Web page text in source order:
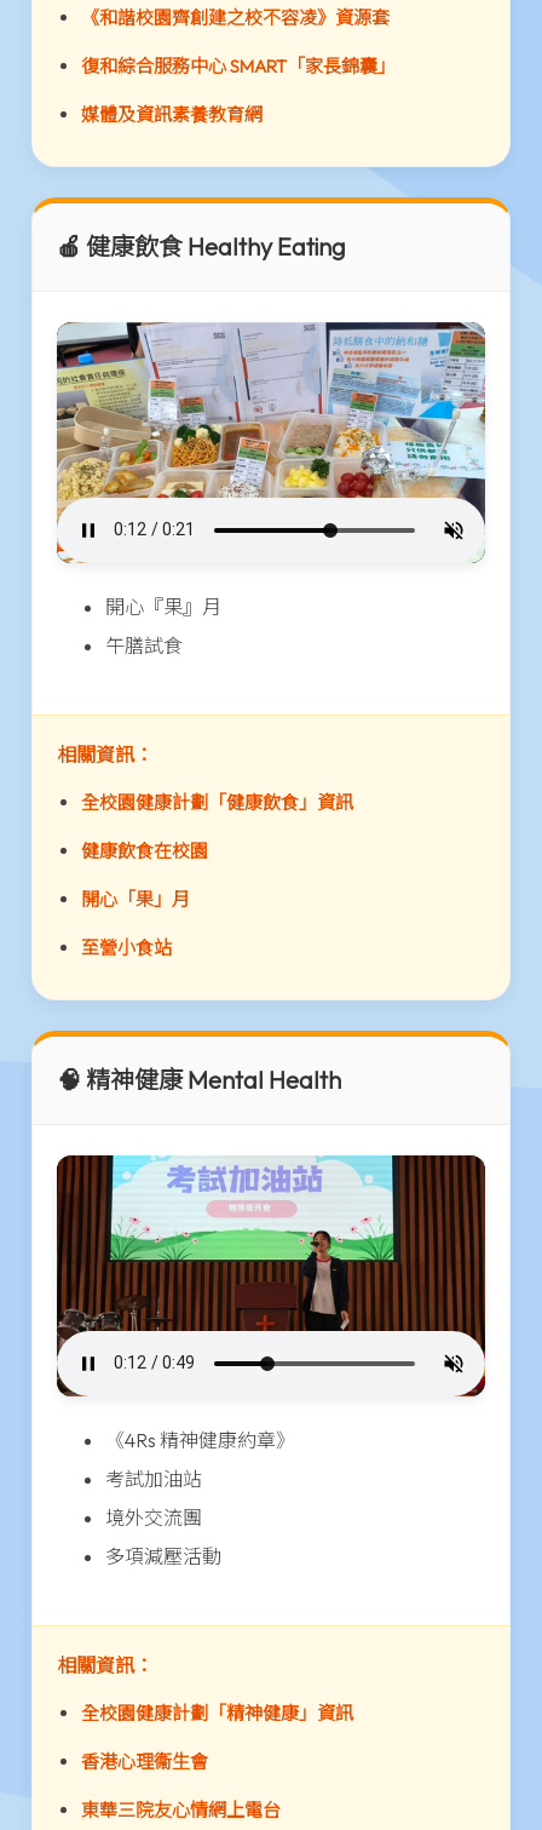
《和諧校園齊創建之校不容凌》資源套
復和綜合服務中心 SMART「家長錦囊」
媒體及資訊素養教育網
🍎 健康飲食 Healthy Eating
開心『果』月
午膳試食
相關資訊：
全校園健康計劃「健康飲食」資訊
健康飲食在校園
開心「果」月
至營小食站
🧠 精神健康 Mental Health
《4Rs 精神健康約章》
考試加油站
境外交流團
多項減壓活動
相關資訊：
全校園健康計劃「精神健康」資訊
香港心理衞生會
東華三院友心情網上電台